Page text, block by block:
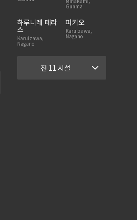
Gunma
하루니레 테라
스
Karuizawa,
Nagano
피키오
Karuizawa,
Nagano
전 11 시설